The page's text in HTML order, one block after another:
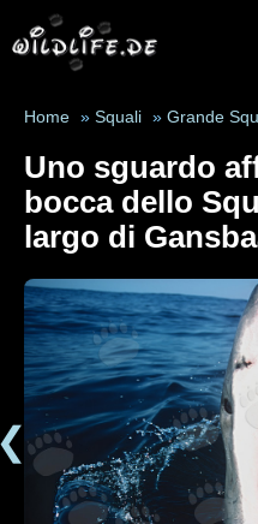
Home » Squali » Grande
Uno sguardo
bocca dello
largo di